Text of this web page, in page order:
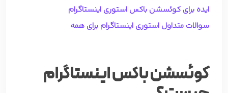
ایده برای کوئسشن باکس استوری اینستاگرام
سوالات متداول استوری اینستاگرام برای همه
کوئسشن باکس اینستاگرام